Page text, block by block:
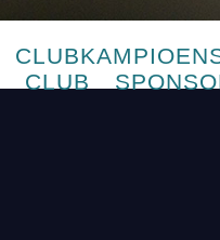
CLUB